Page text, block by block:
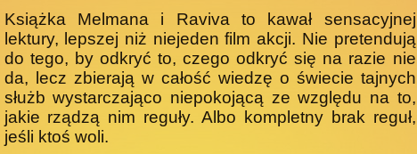
Książka Melmana i Raviva to kawał sensacyjnej
lektury, lepszej niż niejeden film akcji. Nie pretendują
do tego, by odkryć to, czego odkryć się na razie nie
da, lecz zbierają w całość wiedzę o świecie tajnych
służb wystarczająco niepokojącą ze względu na to,
jakie rządzą nim reguły. Albo kompletny brak reguł,
jeśli ktoś woli.